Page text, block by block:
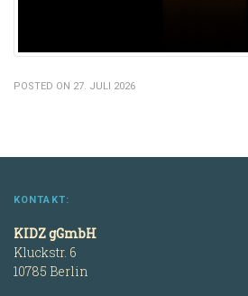
POSTED ON 27. JULI 2026
KONTAKT:
KIDZ gGmbH
Kluckstr. 6
10785 Berlin